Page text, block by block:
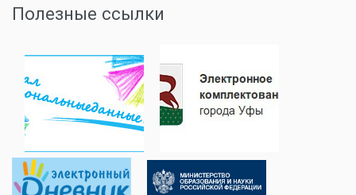
Полезные ссылки